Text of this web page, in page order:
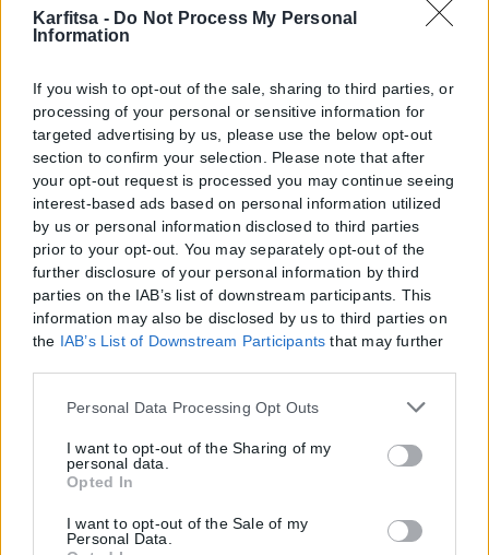
Karfitsa - Do Not Process My Personal
Information
If you wish to opt-out of the sale, sharing to third parties, or
processing of your personal or sensitive information for
targeted advertising by us, please use the below opt-out
section to confirm your selection. Please note that after
your opt-out request is processed you may continue seeing
interest-based ads based on personal information utilized
by us or personal information disclosed to third parties
prior to your opt-out. You may separately opt-out of the
further disclosure of your personal information by third
parties on the IAB’s list of downstream participants. This
information may also be disclosed by us to third parties on
the IAB’s List of Downstream Participants that may further
Please note that this website/app uses one or more Google
but not limited to your visit or usage behaviour. You may
click to grant or deny consent to Google and its third-party
tags to use your data for below specified purposes in below
Google consent section.
Personal Data Processing Opt Outs
I want to opt-out of the Sharing of my
personal data.
Opted In
I want to opt-out of the Sale of my
Personal Data.